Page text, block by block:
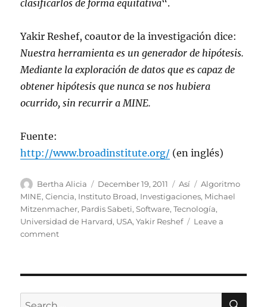
clasificarlos de forma equitativa“.
Yakir Reshef, coautor de la investigación dice:
Nuestra herramienta es un generador de hipótesis.
Mediante la exploración de datos que es capaz de
obtener hipótesis que nunca se nos hubiera
ocurrido, sin recurrir a MINE.
Fuente:
http://www.broadinstitute.org/ (en inglés)
Author
Bertha Alicia
Posted
on
December 19, 2011 Categories
Así Tags
Algoritmo
MINE,Ciencia, Instituto Broad, Investigaciones, Michael
Mitzenmacher, Pardis Sabeti,Software,Tecnología,
Universidad de Harvard, USA,Yakir Reshef
Leave a
commenton
patrones
Search